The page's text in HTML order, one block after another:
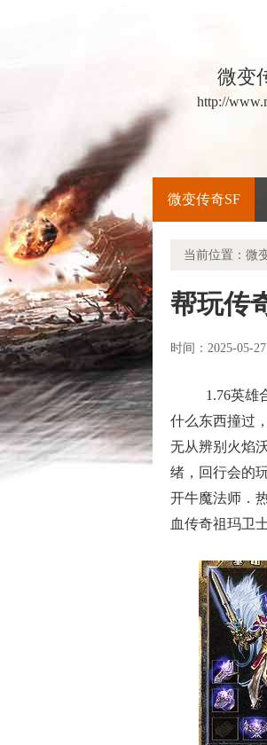
微变
http://
微变传奇SF
当前位置： 微
帮玩传
时间：2025-05-
1.76英雄
什么东西撞过
无从辨别火焰
绪，回行会的
开牛魔法师．
血传奇祖玛卫士